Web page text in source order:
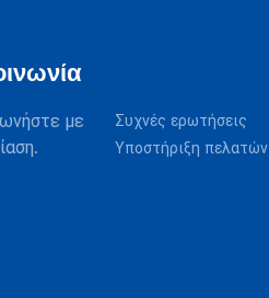
με
Συχνές ερωτήσεις
Υποστήριξη πελατών